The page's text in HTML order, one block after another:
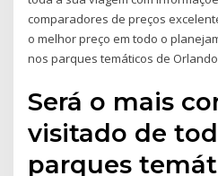
comparadores de preços
o melhor preço em todo o
nos parques temáticos de
Será o mais
visitado de
parques